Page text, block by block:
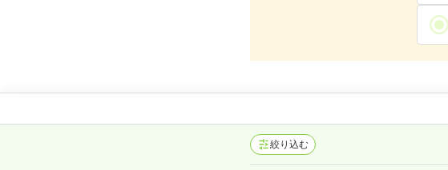
絞り込む